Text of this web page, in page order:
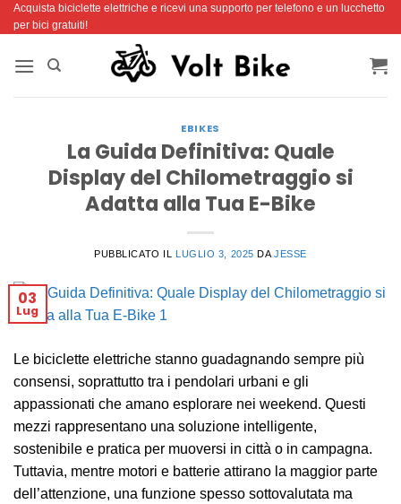
Salta
ai
contenuti
Acquista biciclette elettriche e ricevi una supporto per telefono e un lucchetto
per bici gratuiti!
EBIKES
La Guida Definitiva: Quale
Display del Chilometraggio si
Adatta alla Tua E-Bike
PUBBLICATO IL LUGLIO 3, 2025 DAJESSE
03
Lug
Le biciclette elettriche stanno guadagnando sempre più
consensi, soprattutto tra i pendolari urbani e gli
appassionati che amano esplorare nei weekend. Questi
mezzi rappresentano una soluzione intelligente,
sostenibile e pratica per muoversi in città o in campagna.
Tuttavia, mentre motori e batterie attirano la maggior parte
dell’attenzione, una funzione spesso sottovalutata ma